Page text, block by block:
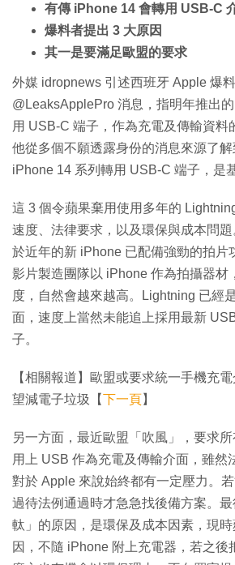
有傳 iPhone 14 會轉用 USB-C
爆料者提出 3 大原因
其一是要滿足歐盟的要求
外媒 idropnews 引述西班牙 Apple 爆料
@LeaksApplePro 消息，指明年推出
用 USB-C 端子，作為充電及傳輸資料
他從多個不願透露身份的消息來源了
iPhone 14 系列轉用 USB-C 端子，是
這 3 個令蘋果棄用使用多年的
速度、法律要求，以及環保與成本問
於近年的新 iPhone 已配備強勁的拍片
影片製造團隊以 iPhone 作為拍攝器材
度，自然會越來越高。Lightning 已經
面，速度上當然未能追上採用最新
子。
【相關報道】歐盟或要求統一手機充
望減電子垃圾【下一頁】
另一方面，最近歐盟「吹風」，要求
用上 USB 作為充電及傳輸介面，雖然
對於 Apple 來說始終都有一定壓力。
過待法例通過時才急急找後備方案。
軚」的原因，是環保及成本因素，現
因，不隨 iPhone 附上充電器，若之後